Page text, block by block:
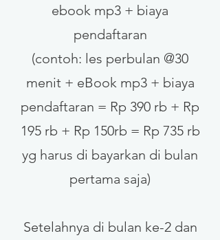
ebook mp3 + biaya
pendaftaran
(contoh: les perbulan @30
menit + eBook mp3 + biaya
pendaftaran = Rp 390 rb + Rp
195 rb + Rp 150rb = Rp 735 rb
yg harus di bayarkan di bulan
pertama saja)
Setelahnya di bulan ke-2 dan